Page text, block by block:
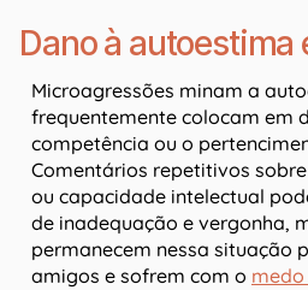
Dano à autoestima
Microagressões minam a
frequentemente colocam em
competência ou o
Comentários repetitivos
ou capacidade intelectual
de inadequação e vergonha,
permanecem nessa situação
amigos e sofrem com o